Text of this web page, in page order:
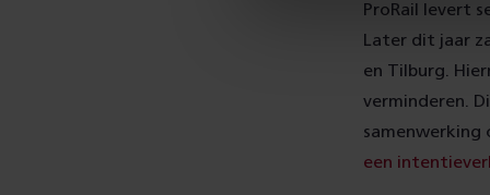
ProRail levert
Later dit jaar
en Tilburg.
verminderen.
samenwerking
een